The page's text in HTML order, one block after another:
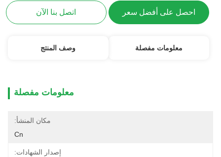
احصل على أفضل سعر اتصل بنا الآن
معلومات مفصلة وصف المنتج
معلومات مفصلة
مكان المنشأ:
Cn
إصدار الشهادات: